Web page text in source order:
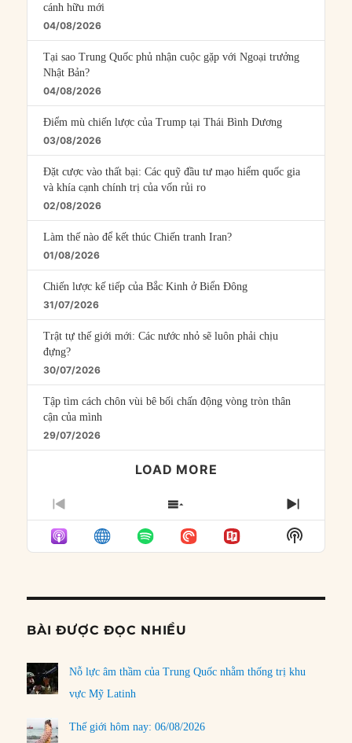
cánh hữu mới
04/08/2026
Tại sao Trung Quốc phủ nhận cuộc gặp với Ngoại trưởng
Nhật Bản?
04/08/2026
Điểm mù chiến lược của Trump tại Thái Bình Dương
03/08/2026
Đặt cược vào thất bại: Các quỹ đầu tư mạo hiểm quốc gia
và khía cạnh chính trị của vốn rủi ro
02/08/2026
Làm thế nào để kết thúc Chiến tranh Iran?
01/08/2026
Chiến lược kế tiếp của Bắc Kinh ở Biển Đông
31/07/2026
Trật tự thế giới mới: Các nước nhỏ sẽ luôn phải chịu
đựng?
30/07/2026
Tập tìm cách chôn vùi bê bối chấn động vòng tròn thân
cận của mình
29/07/2026
LOAD MORE
PREVIOUS
EPISODE
SHOW
EPISODES
LIST
NEXT
Show
Podcast
BÀI ĐƯỢC ĐỌC NHIỀU
Nỗ lực âm thầm của Trung Quốc nhằm thống trị khu
vực Mỹ Latinh
Thế giới hôm nay: 06/08/2026